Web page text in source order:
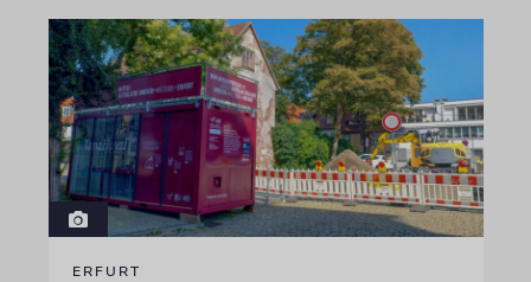
ERFURT